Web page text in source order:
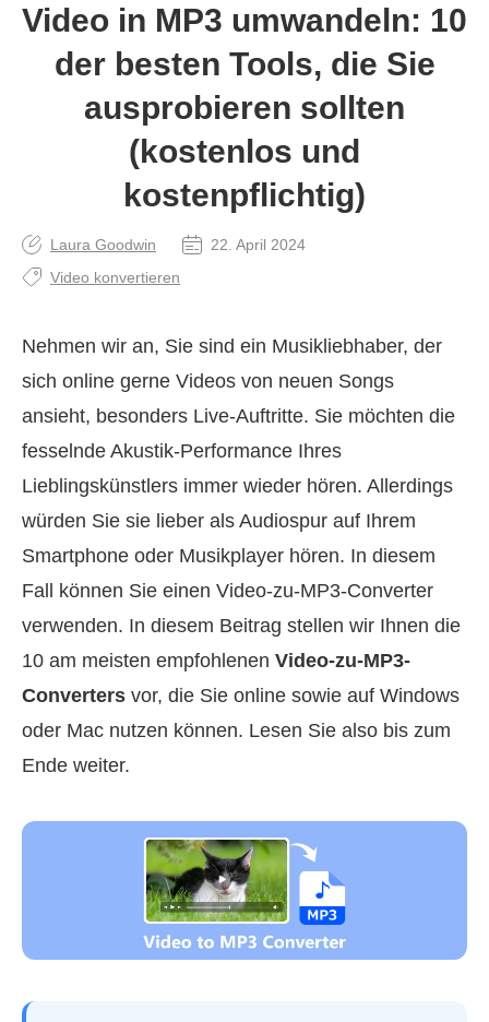
Video in MP3 umwandeln: 10
der besten Tools, die Sie
ausprobieren sollten
(kostenlos und
kostenpflichtig)
Laura Goodwin
22. April 2024
Video konvertieren
Nehmen wir an, Sie sind ein Musikliebhaber, der
sich online gerne Videos von neuen Songs
ansieht, besonders Live-Auftritte. Sie möchten die
fesselnde Akustik-Performance Ihres
Lieblingskünstlers immer wieder hören. Allerdings
würden Sie sie lieber als Audiospur auf Ihrem
Smartphone oder Musikplayer hören. In diesem
Fall können Sie einen Video-zu-MP3-Converter
verwenden. In diesem Beitrag stellen wir Ihnen die
10 am meisten empfohlenen Video-zu-MP3-
Converters vor, die Sie online sowie auf Windows
oder Mac nutzen können. Lesen Sie also bis zum
Ende weiter.